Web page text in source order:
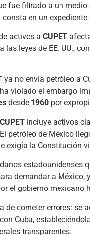
fue filtrado a un medio
en un expediente
activos a CUPET
las leyes de EE. UU.,
ya no envía petróleo a
ha violado el embargo
desde 1960 por
CUPET incluye activos
petróleo de México
exigía la Constitución
estadounidenses
demandar a México,
el gobierno mexicano
de cometer errores: se
Cuba,
transparentes.